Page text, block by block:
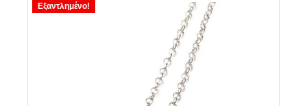
Εξαντλημένο!